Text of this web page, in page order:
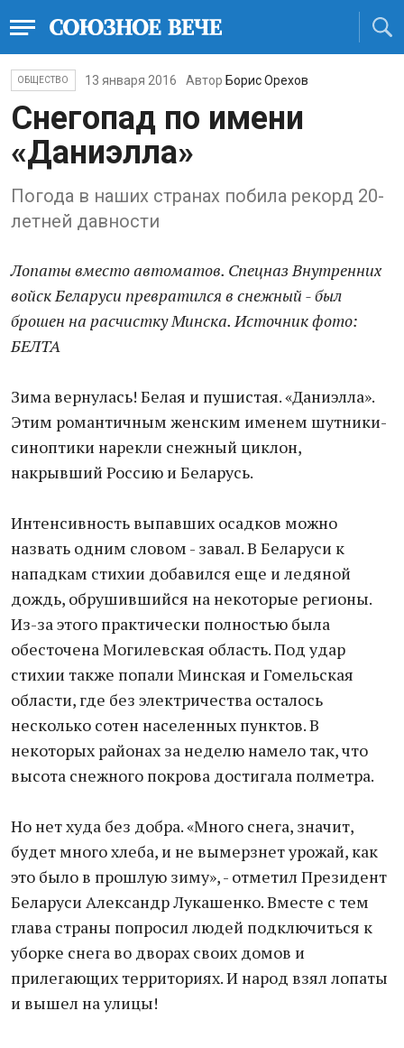
ОБЩЕСТВО 13 января 2016 Автор Борис Орехов
Снегопад по имени
«Даниэлла»
Погода в наших странах побила рекорд 20-
летней давности
Лопаты вместо автоматов. Спецназ Внутренних
войск Беларуси превратился в снежный - был
брошен на расчистку Минска. Источник фото:
БЕЛТА
Зима вернулась! Белая и пушистая. «Даниэлла».
Этим романтичным женским именем шутники-
синоптики нарекли снежный циклон,
накрывший Россию и Беларусь.
Интенсивность выпавших осадков можно
назвать одним словом - завал. В Беларуси к
нападкам стихии добавился еще и ледяной
дождь, обрушившийся на некоторые регионы.
Из-за этого практически полностью была
обесточена Могилевская область. Под удар
стихии также попали Минская и Гомельская
области, где без электричества осталось
несколько сотен населенных пунктов. В
некоторых районах за неделю намело так, что
высота снежного покрова достигала полметра.
Но нет худа без добра. «Много снега, значит,
будет много хлеба, и не вымерзнет урожай, как
это было в прошлую зиму», - отметил Президент
Беларуси Александр Лукашенко. Вместе с тем
глава страны попросил людей подключиться к
уборке снега во дворах своих домов и
прилегающих территориях. И народ взял лопаты
и вышел на улицы!